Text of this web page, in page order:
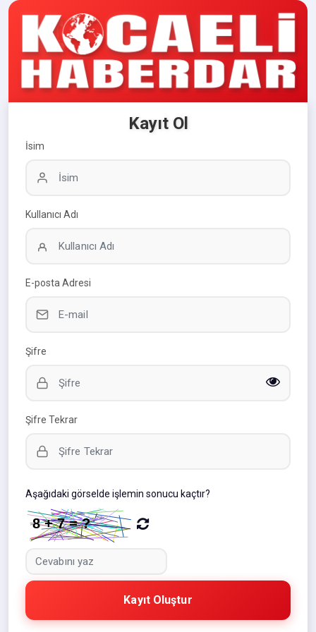
Kayıt Ol
İsim
Kullanıcı Adı
E-posta Adresi
Şifre
Şifre Tekrar
Aşağıdaki görselde işlemin sonucu kaçtır?
Kayıt Oluştur